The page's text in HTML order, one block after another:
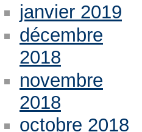
janvier 2019
décembre
2018
novembre
2018
octobre 2018